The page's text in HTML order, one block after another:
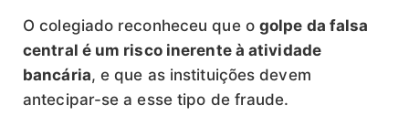
O colegiado reconheceu que o golpe da falsa
central é um risco inerente à atividade
bancária, e que as instituições devem
antecipar-se a esse tipo de fraude.